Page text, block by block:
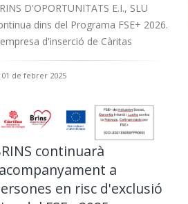
D'OPORTUNITATS E.I., SLU
dins del Programa FSE+ 2026.
d'inserció de Càritas
01 de febrer 2025
continuarà
a
en risc d'exclusió